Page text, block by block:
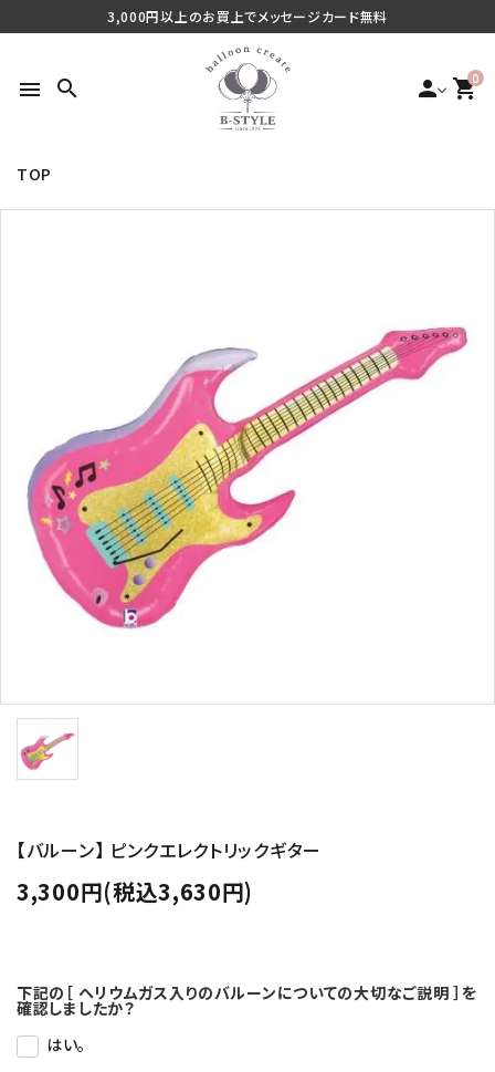
3,000円以上のお買上でメッセージカード無料
menu search person 0
shopping_cart
商品タイプから探す
価格から探す
コンテンツ
ガイドライン
ACCOUNT MENU
meeting_room ログイン
TOP
【バルーン】 ピンクエレクトリックギター
3,300円(税込3,630円)
下記の［ ヘリウムガス入りのバルーンについての大切なご説明 ］を
確認しましたか？
はい。